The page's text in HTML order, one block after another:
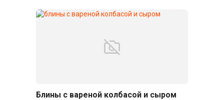
Блины с вареной колбасой и сыром